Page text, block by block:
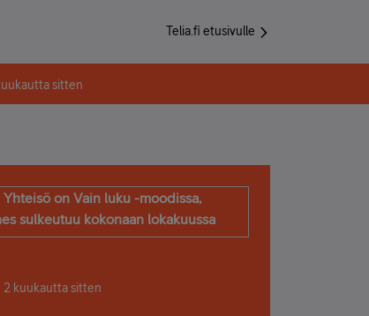
Telia.fi etusivulle
sitten
Yhteisö on Vain luku -moodissa,
sulkeutuu kokonaan lokakuussa
2 kuukautta sitten